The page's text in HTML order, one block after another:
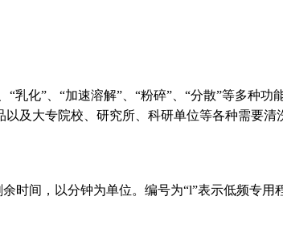
乳化”、“加速溶解”、“粉碎”、“分散”等多种
及大专院校、研究所、科研单位等各种需要清
时间，以分钟为单位。编号为“l”表示低频专